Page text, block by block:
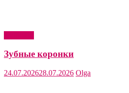
Зубные коронки
24.07.202628.07.2026 Olga